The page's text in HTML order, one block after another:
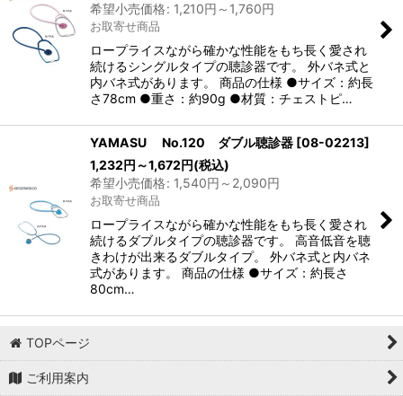
希望小売価格: 1,210円 ～1,760円
お取寄せ商品
ロープライスながら確かな性能をもち長く愛され
続けるシングルタイプの聴診器です。 外バネ式と
内バネ式があります。 商品の仕様 ●サイズ：約長
さ78cm ●重さ：約90g ●材質：チェストピ…
YAMASU No.120 ダブル聴診器 [08-02213]
1,232円 ～1,672円(税込)
希望小売価格: 1,540円 ～2,090円
お取寄せ商品
ロープライスながら確かな性能をもち長く愛され
続けるダブルタイプの聴診器です。 高音低音を聴
きわけが出来るダブルタイプ。 外バネ式と内バネ
式があります。 商品の仕様 ●サイズ：約長さ
80cm…
TOPページ
ご利用案内